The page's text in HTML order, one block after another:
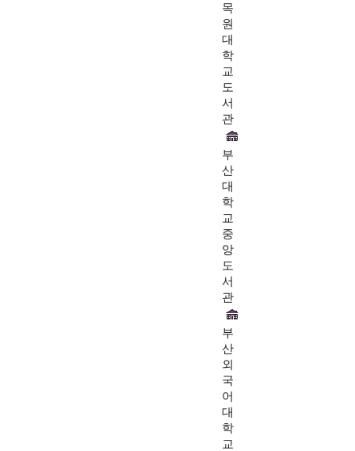
목
원
대
학
교
도
서
관
부
산
대
학
교
중
앙
도
서
관
부
산
외
국
어
대
학
교